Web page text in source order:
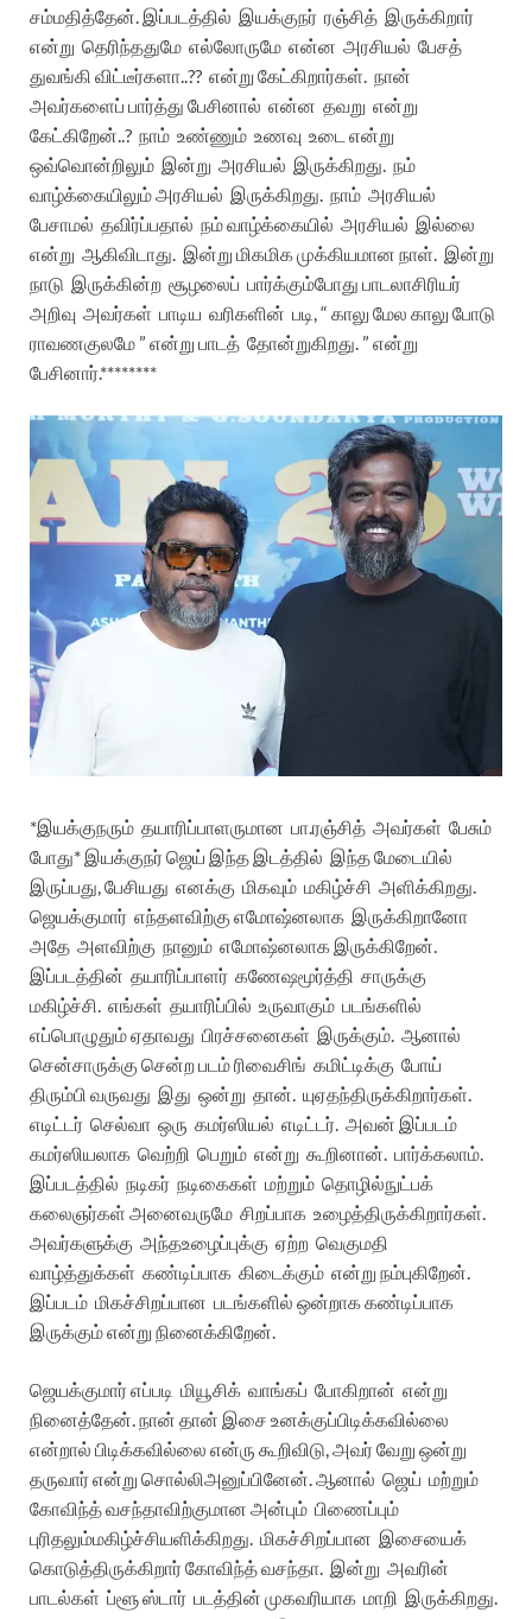
சம்மதித்தேன். இப்படத்தில் இயக்குநர் ரஞ்சித் இருக்கிறார்
என்று தெரிந்ததுமே எல்லோருமே என்ன அரசியல் பேசத்
துவங்கி விட்டீர்களா..?? என்று கேட்கிறார்கள். நான்
அவர்களைப் பார்த்து பேசினால் என்ன தவறு என்று
கேட்கிறேன்..? நாம் உண்ணும் உணவு உடை என்று
ஒவ்வொன்றிலும் இன்று அரசியல் இருக்கிறது. நம்
வாழ்க்கையிலும்அரசியல் இருக்கிறது. நாம் அரசியல்
பேசாமல் தவிர்ப்பதால் நம்வாழ்க்கையில் அரசியல் இல்லை
என்று ஆகிவிடாது. இன்று மிகமிகமுக்கியமான நாள். இன்று
நாடு இருக்கின்ற சூழலைப் பார்க்கும்போது பாடலாசிரியர்
அறிவு அவர்கள் பாடிய வரிகளின் படி, “ காலு மேல காலு போடு
ராவணகுலமே” என்று பாடத் தோன்றுகிறது. ” என்று
பேசினார்.********
*இயக்குநரும் தயாரிப்பாளருமான பா.ரஞ்சித் அவர்கள் பேசும்
போது* இயக்குநர்ஜெய் இந்த இடத்தில் இந்தமேடையில்
இருப்பது,பேசியது எனக்கு மிகவும் மகிழ்ச்சி அளிக்கிறது.
ஜெயக்குமார் எந்தளவிற்கு எமோஷ்னலாக இருக்கிறானோ
அதே அளவிற்கு நானும் எமோஷ்னலாக இருக்கிறேன்.
இப்படத்தின் தயாரிப்பாளர் கணேஷமூர்த்தி சாருக்கு
மகிழ்ச்சி. எங்கள் தயாரிப்பில் உருவாகும் படங்களில்
எப்பொழுதும்ஏதாவது பிரச்சனைகள் இருக்கும். ஆனால்
சென்சாருக்கு சென்றபடம்ரிவைசிங் கமிட்டிக்கு போய்
திரும்பி வருவது இது ஒன்று தான். யுஏதந்திருக்கிறார்கள்.
எடிட்டர் செல்வா ஒரு கமர்ஸியல் எடிட்டர். அவன் இப்படம்
கமர்ஸியலாக வெற்றி பெறும் என்று கூறினான். பார்க்கலாம்.
இப்படத்தில் நடிகர் நடிகைகள் மற்றும் தொழில்நுட்பக்
கலைஞர்கள் அனைவருமே சிறப்பாக உழைத்திருக்கிறார்கள்.
அவர்களுக்கு அந்தஉழைப்புக்கு ஏற்ற வெகுமதி
வாழ்த்துக்கள் கண்டிப்பாக கிடைக்கும் என்று நம்புகிறேன்.
இப்படம் மிகச்சிறப்பான படங்களில் ஒன்றாககண்டிப்பாக
இருக்கும்என்று நினைக்கிறேன்.
ஜெயக்குமார்எப்படி மியூசிக் வாங்கப் போகிறான் என்று
நினைத்தேன்.நான் தான் இசை உனக்குப்பிடிக்கவில்லை
என்றால் பிடிக்கவில்லை என்ரு கூறிவிடு,அவர்வேறு ஒன்று
தருவார்என்று சொல்லிஅனுப்பினேன்.ஆனால் ஜெய் மற்றும்
கோவிந்த்வசந்தாவிற்குமான அன்பும் பிணைப்பும்
புரிதலும்மகிழ்ச்சியளிக்கிறது. மிகச்சிறப்பான இசையைக்
கொடுத்திருக்கிறார்கோவிந்த்வசந்தா. இன்று அவரின்
பாடல்கள் ப்ளூஸ்டார் படத்தின் முகவரியாக மாறி இருக்கிறது.